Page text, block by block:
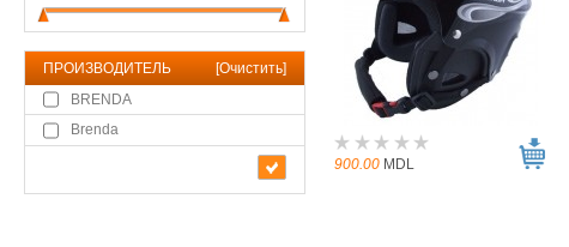
ПРОИЗВОДИТЕЛЬ [Очистить]
BRENDA
Brenda
900.00 MDL